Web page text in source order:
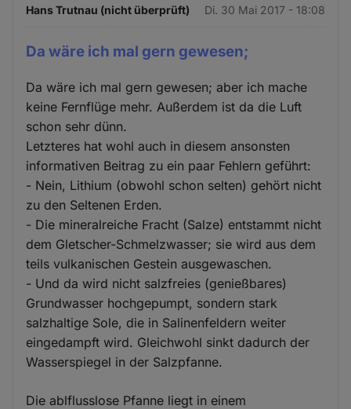
Hans Trutnau (nicht überprüft) Di. 30 Mai 2017 - 18:08
Da wäre ich mal gern gewesen;
Da wäre ich mal gern gewesen; aber ich mache
keine Fernflüge mehr. Außerdem ist da die Luft
schon sehr dünn.
Letzteres hat wohl auch in diesem ansonsten
informativen Beitrag zu ein paar Fehlern geführt:
- Nein, Lithium (obwohl schon selten) gehört nicht
zu den Seltenen Erden.
- Die mineralreiche Fracht (Salze) entstammt nicht
dem Gletscher-Schmelzwasser; sie wird aus dem
teils vulkanischen Gestein ausgewaschen.
- Und da wird nicht salzfreies (genießbares)
Grundwasser hochgepumpt, sondern stark
salzhaltige Sole, die in Salinenfeldern weiter
eingedampft wird. Gleichwohl sinkt dadurch der
Wasserspiegel in der Salzpfanne.
Die ablflusslose Pfanne liegt in einem